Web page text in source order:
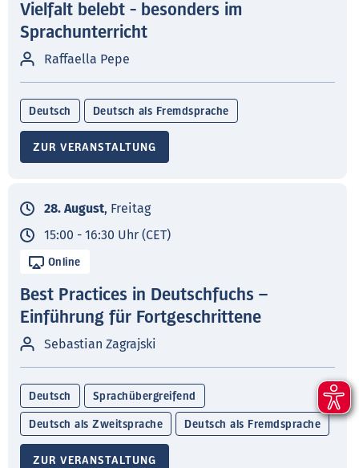
Vielfalt belebt - besonders im
Sprachunterricht
Raffaella Pepe
Deutsch Deutsch als Fremdsprache
ZUR VERANSTALTUNG
28. August, Freitag
15:00 - 16:30 Uhr (CET)
Online
Best Practices in Deutschfuchs –
Einführung für Fortgeschrittene
Sebastian Zagrajski
Deutsch Sprachübergreifend
Deutsch als Zweitsprache Deutsch als Fremdsprache
ZUR VERANSTALTUNG